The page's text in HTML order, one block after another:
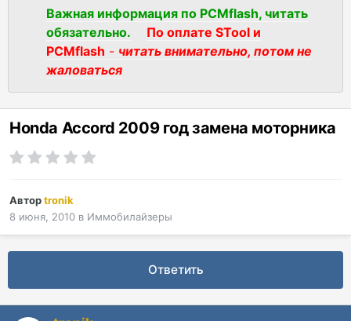
Важная информация по PCMflash, читать
обязательно.
По оплате STool и
PCMflash - читать внимательно, потом не
жаловаться
Honda Accord 2009 год замена моторника
Авторtronik
8 июня, 2010 в Иммобилайзеры
Ответить